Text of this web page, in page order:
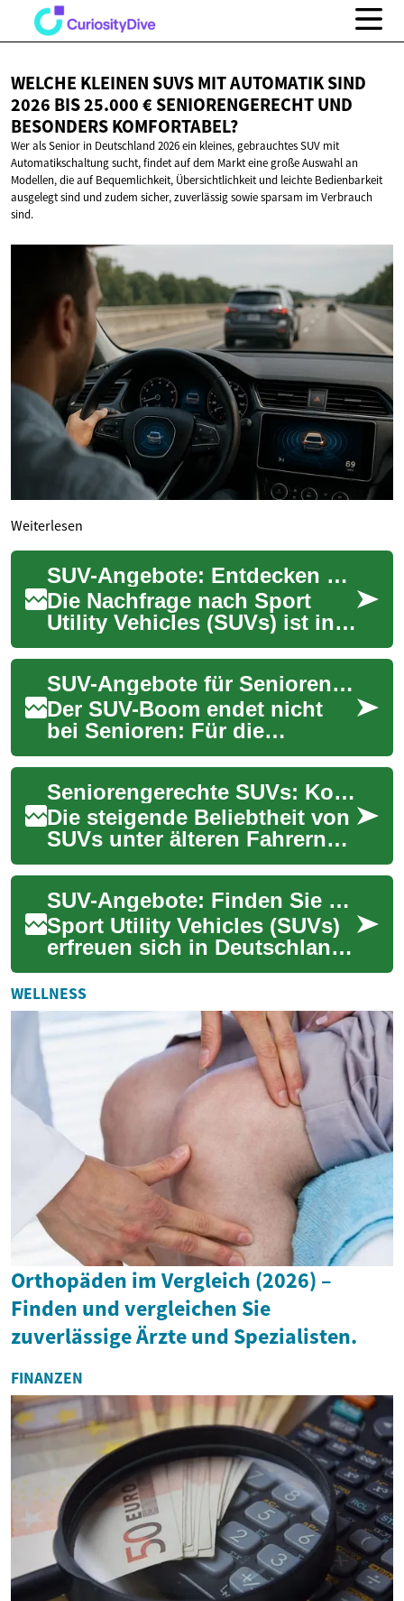
WELCHE KLEINEN SUVS MIT AUTOMATIK SIND
2026 BIS 25.000 € SENIORENGERECHT UND
BESONDERS KOMFORTABEL?
Wer als Senior in Deutschland 2026 ein kleines, gebrauchtes SUV mit
Automatikschaltung sucht, findet auf dem Markt eine große Auswahl an
Modellen, die auf Bequemlichkeit, Übersichtlichkeit und leichte Bedienbarkeit
ausgelegt sind und zudem sicher, zuverlässig sowie sparsam im Verbrauch
sind.
Weiterlesen
SUV-Angebote: Entdecken Sie die besten Deals für Ihren Traumwagen
Die Nachfrage nach Sport
Utility Vehicles (SUVs) ist in
den letzten Jahren stark
gestiegen. Diese vielseitigen
Fahrze...
SUV-Angebote für Senioren: Sicher & komfortabel mobil
Der SUV-Boom endet nicht
bei Senioren: Für die
Generation 60+ bieten SUVs
durch erhöhte Sitzposition,
bequemen Ein- u...
Seniorengerechte SUVs: Komfort trifft Sicherheit
Die steigende Beliebtheit von
SUVs unter älteren Fahrern
ist kein Zufall. Diese
Fahrzeuge bieten eine
optimale Kombin...
SUV-Angebote: Finden Sie das perfekte Fahrzeug für Ihre Bedürfnisse
Sport Utility Vehicles (SUVs)
erfreuen sich in Deutschland
zunehmender Beliebtheit.
Diese vielseitigen Fahrzeuge
biet...
WELLNESS
Orthopäden im Vergleich (2026) –
Finden und vergleichen Sie
zuverlässige Ärzte und Spezialisten.
FINANZEN